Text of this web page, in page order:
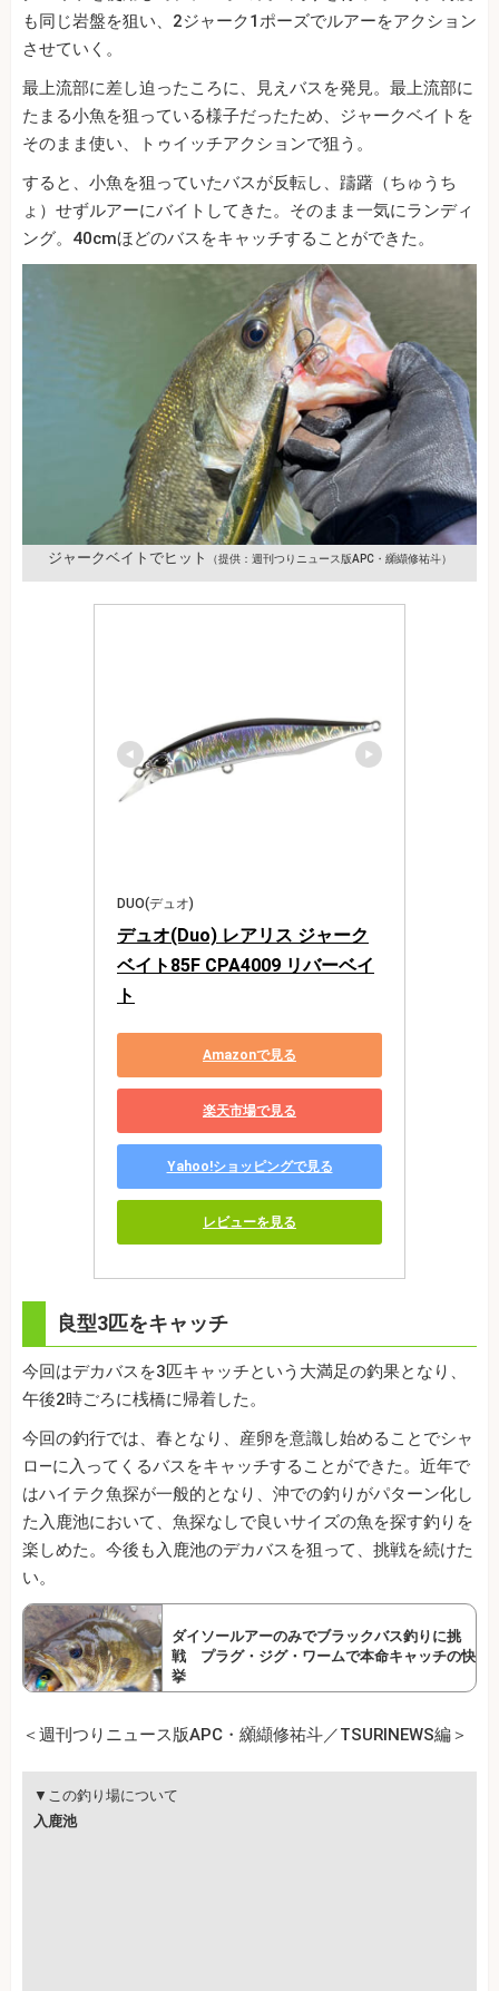
も同じ岩盤を狙い、2ジャーク1ポーズでルアーをアクション
させていく。
最上流部に差し迫ったころに、見えバスを発見。最上流部に
たまる小魚を狙っている様子だったため、ジャークベイトを
そのまま使い、トゥイッチアクションで狙う。
すると、小魚を狙っていたバスが反転し、躊躇（ちゅうち
ょ）せずルアーにバイトしてきた。そのまま一気にランディ
ング。40cmほどのバスをキャッチすることができた。
ジャークベイトでヒット （提供：週刊つりニュース版APC・纐纈修祐斗）
DUO(デュオ)
デュオ(Duo) レアリス ジャーク
ベイト85F CPA4009 リバーベイ
ト
Amazonで見る
楽天市場で見る
Yahoo!ショッピングで見る
レビューを見る
良型3匹をキャッチ
今回はデカバスを3匹キャッチという大満足の釣果となり、
午後2時ごろに桟橋に帰着した。
今回の釣行では、春となり、産卵を意識し始めることでシャ
ロ―に入ってくるバスをキャッチすることができた。近年で
はハイテク魚探が一般的となり、沖での釣りがパターン化し
た入鹿池において、魚探なしで良いサイズの魚を探す釣りを
楽しめた。今後も入鹿池のデカバスを狙って、挑戦を続けた
い。
ダイソールアーのみでブラックバス釣りに挑
戦 プラグ・ジグ・ワームで本命キャッチの快
挙
＜週刊つりニュース版APC・纐纈修祐斗／TSURINEWS編＞
▼この釣り場について
入鹿池